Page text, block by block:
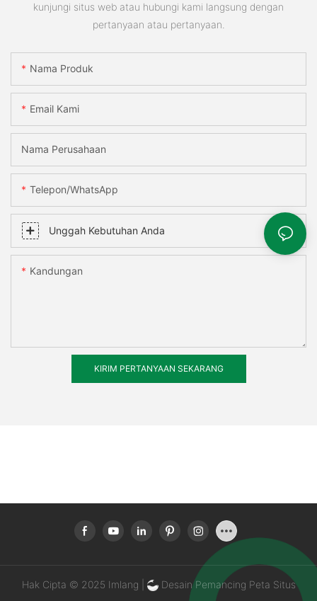
kunjungi situs web atau hubungi kami langsung dengan
pertanyaan atau pertanyaan.
Nama Produk
Email Kami
Nama Perusahaan
Telepon/WhatsApp
Unggah Kebutuhan Anda
Kandungan
KIRIM PERTANYAAN SEKARANG
Hak Cipta © 2025 Imlang | Desain Pemancing Peta Situs